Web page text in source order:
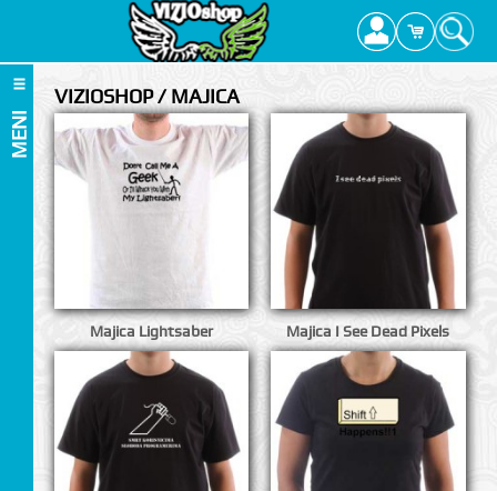
MENI
VIZIOSHOP / MAJICA
Majica Lightsaber Majica I See Dead Pixels